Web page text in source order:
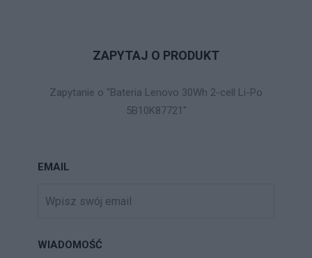
ZAPYTAJ O PRODUKT
Zapytanie o "Bateria Lenovo 30Wh 2-cell Li-Po
5B10K87721"
EMAIL
WIADOMOŚĆ